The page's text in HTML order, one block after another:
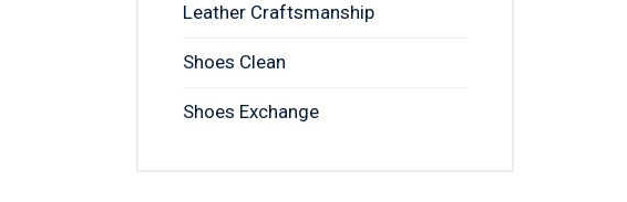
Leather Craftsmanship
Shoes Clean
Shoes Exchange